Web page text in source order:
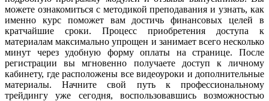
можете ознакомиться с методикой преподавания и узнать, как
именно курс поможет вам достичь финансовых целей в
кратчайшие сроки. Процесс приобретения доступа к
материалам максимально упрощен и занимает всего несколько
минут через удобную форму оплаты на странице. После
регистрации вы мгновенно получаете доступ к личному
кабинету, где расположены все видеоуроки и дополнительные
материалы. Начните свой путь к профессиональному
трейдингу уже сегодня, воспользовавшись возможностью